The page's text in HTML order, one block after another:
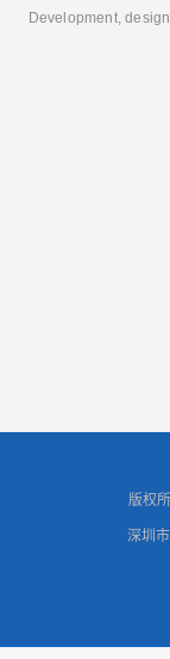
Development,
版权
深圳